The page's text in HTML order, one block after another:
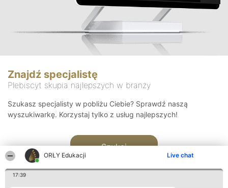
ORŁY Edukacji Live chat
17:39
Znajdź specjalistę
Plebiscyt skupia najlepszych w branży
Szukasz specjalisty w pobliżu Ciebie? Sprawdź naszą
wyszukiwarkę. Korzystaj tylko z usług najlepszych!
Szukaj